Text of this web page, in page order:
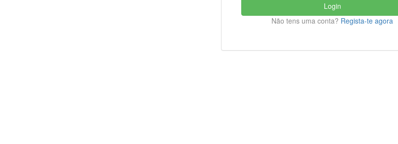
Login
Não tens uma conta? Regista-te agora